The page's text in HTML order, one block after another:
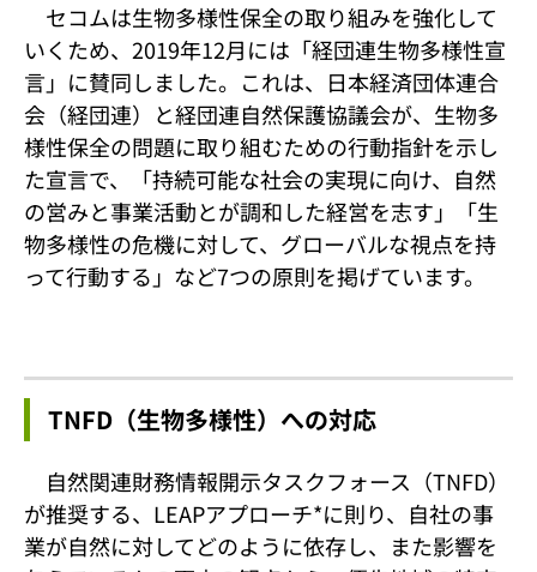
セコムは生物多様性保全の取り組みを強化して
いくため、2019年12月には「経団連生物多様性宣
言」に賛同しました。これは、日本経済団体連合
会（経団連）と経団連自然保護協議会が、生物多
様性保全の問題に取り組むための行動指針を示し
た宣言で、「持続可能な社会の実現に向け、自然
の営みと事業活動とが調和した経営を志す」「生
物多様性の危機に対して、グローバルな視点を持
って行動する」など7つの原則を掲げています。
TNFD（生物多様性）への対応
自然関連財務情報開示タスクフォース（TNFD）
が推奨する、LEAPアプローチ*に則り、自社の事
業が自然に対してどのように依存し、また影響を